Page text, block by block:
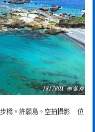
步橋。許願島。空拍攝影 位